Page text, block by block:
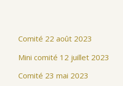
Comité 22 août 2023
Mini comité 12 juillet 2023
Comité 23 mai 2023